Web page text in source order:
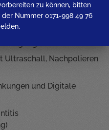
bei
Ultraschall, Nachpolieren
und Digitale
zu können, bitten
Nummer 0171-998 49 76